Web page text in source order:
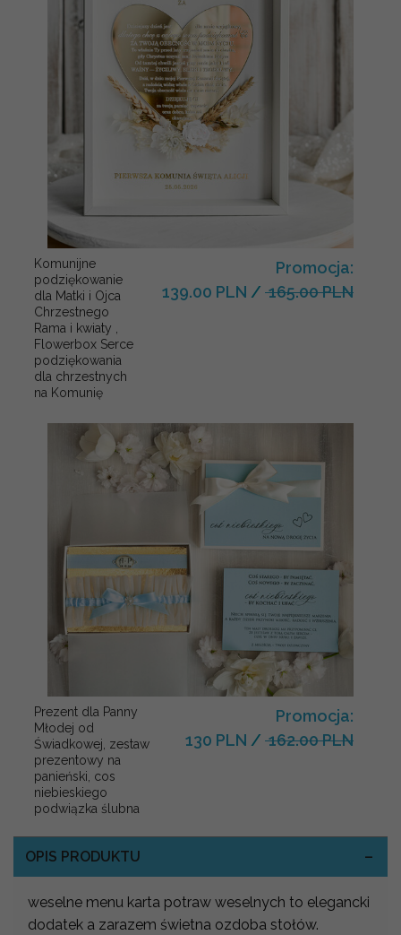
Komunijne
podziękowanie
dla Matki i Ojca
Chrzestnego
Rama i kwiaty ,
Flowerbox Serce
podziękowania
dla chrzestnych
na Komunię
Promocja:
139.00 PLN / 165.00 PLN
Prezent dla Panny
Młodej od
Świadkowej, zestaw
prezentowy na
panieński, cos
niebieskiego
podwiązka ślubna
Promocja:
130 PLN / 162.00 PLN
OPIS PRODUKTU
weselne menu karta potraw weselnych to elegancki
dodatek a zarazem świetna ozdoba stołów.